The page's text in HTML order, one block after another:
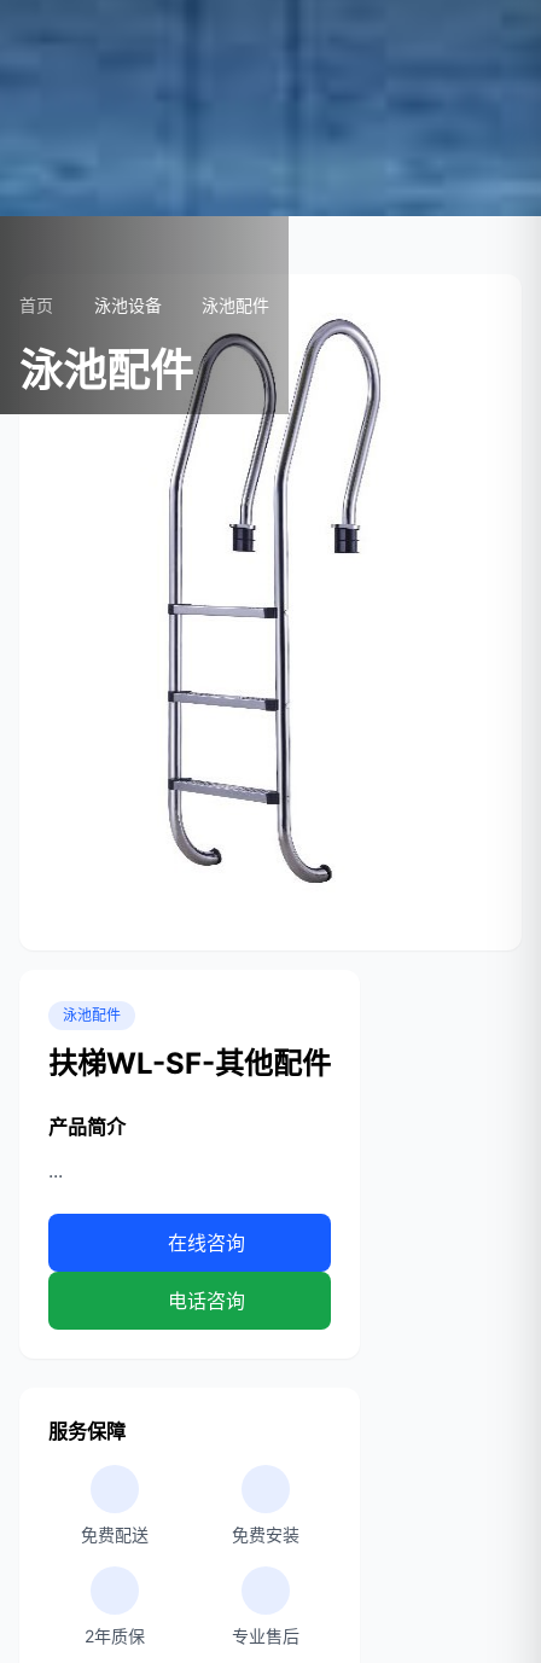
首页 泳池设备 泳池配件
泳池配件
泳池配件
扶梯WL-SF-其他配件
产品简介
...
在线咨询
电话咨询
服务保障
免费配送 免费安装
2年质保 专业售后